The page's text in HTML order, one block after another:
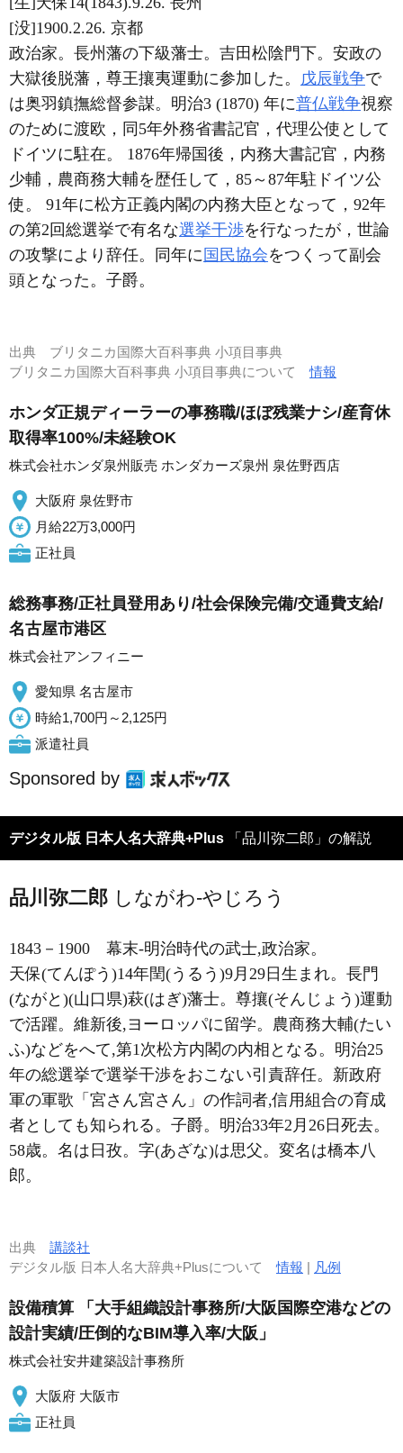
[没]1900.2.26. 京都
政治家。長州藩の下級藩士。吉田松陰門下。安政の
大獄後脱藩，尊王攘夷運動に参加した。 戊辰戦争で
は奥羽鎮撫総督参謀。明治3 (1870) 年に普仏戦争視察
のために渡欧，同5年外務省書記官，代理公使として
ドイツに駐在。 1876年帰国後，内務大書記官，内務
少輔，農商務大輔を歴任して，85～87年駐ドイツ公
使。 91年に松方正義内閣の内務大臣となって，92年
の第2回総選挙で有名な選挙干渉を行なったが，世論
の攻撃により辞任。同年に 国民協会をつくって副会
頭となった。子爵。
出典 ブリタニカ国際大百科事典 小項目事典
ブリタニカ国際大百科事典 小項目事典について情報
ホンダ正規ディーラーの事務職/ほぼ残業ナシ/産育休
取得率100%/未経験OK
株式会社ホンダ泉州販売 ホンダカーズ泉州 泉佐野西店
大阪府 泉佐野市
月給22万3,000円
正社員
総務事務/正社員登用あり/社会保険完備/交通費支給/
名古屋市港区
株式会社アンフィニー
愛知県 名古屋市
時給1,700円～2,125円
派遣社員
Sponsored by
デジタル版 日本人名大辞典+Plus 「品川弥二郎」の解説
品川弥二郎 しながわ-やじろう
1843－1900 幕末-明治時代の武士,政治家。
天保(てんぽう)14年閏(うるう)9月29日生まれ。長門
(ながと)(山口県)萩(はぎ)藩士。尊攘(そんじょう)運動
で活躍。維新後,ヨーロッパに留学。農商務大輔(たい
ふ)などをへて,第1次松方内閣の内相となる。明治25
年の総選挙で選挙干渉をおこない引責辞任。新政府
軍の軍歌「宮さん宮さん」の作詞者,信用組合の育成
者としても知られる。子爵。明治33年2月26日死去。
58歳。名は日孜。字(あざな)は思父。変名は橋本八
郎。
出典 講談社
デジタル版 日本人名大辞典+Plusについて情報 | 凡例
設備積算 「大手組織設計事務所/大阪国際空港などの
設計実績/圧倒的なBIM導入率/大阪」
株式会社安井建築設計事務所
大阪府 大阪市
正社員